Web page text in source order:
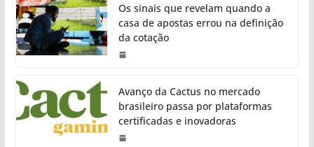
Os sinais que revelam quando a
casa de apostas errou na definição
da cotação
Avanço da Cactus no mercado
brasileiro passa por plataformas
certificadas e inovadoras